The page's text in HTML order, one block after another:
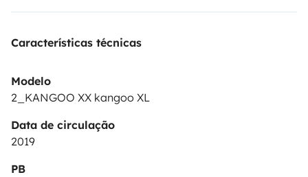
Características técnicas
Modelo
2_KANGOO XX kangoo XL
Data de circulação
2019
PB